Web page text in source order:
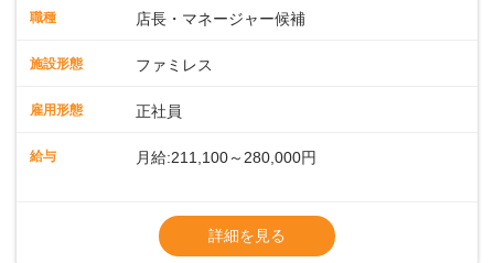
向上を目指すDX推進～ ◆すかいらーくのレストランでは、
スタッフの働きやすさをサポートしています。配膳ロボット
や歩行数が約40%も削減されました！また、配膳ロボットに
なDX（デジタルトランスフォーメーション）の取り組みを進
います。私たちは、多様な働き方を提供し、ライフステージ
に合わせた柔軟な勤務時間や働きやすい環境を整えていま
職種 店長・マネージャー候補
施設形態 ファミレス
雇用形態 正社員
給与 月給:211,100～280,000円
※残業代全額支給
※経験に応じて応相談①ナショナル社員：月
詳細を見る